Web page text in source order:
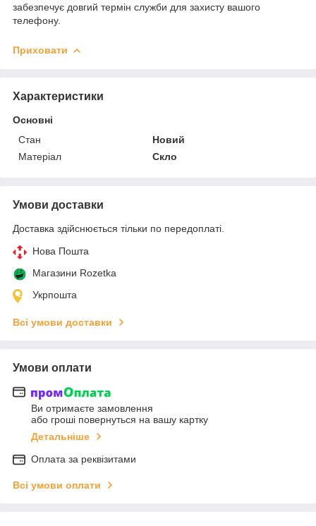
забезпечує довгий термін служби для захисту вашого
телефону.
Приховати
Характеристики
Основні
Стан
Новий
Матеріал
Скло
Умови доставки
Доставка здійснюється тільки по передоплаті.
Нова Пошта
Магазини Rozetka
Укрпошта
Всі умови доставки
Умови оплати
Ви отримаєте замовлення
або гроші повернуться на вашу картку
Детальніше
Оплата за реквізитами
Всі умови оплати